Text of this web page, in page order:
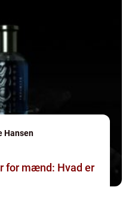
Hansen
for mænd: Hvad er